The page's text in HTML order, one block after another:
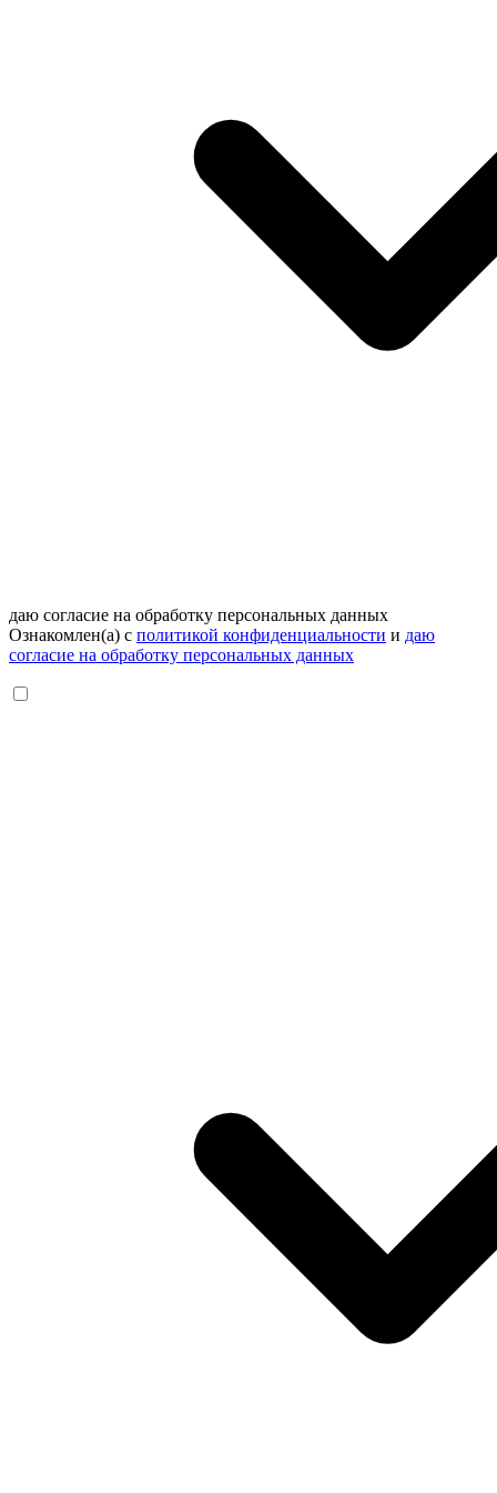
даю согласие на обработку персональных данных
Ознакомлен(а) с политикой конфиденциальности и даю
согласие на обработку персональных данных